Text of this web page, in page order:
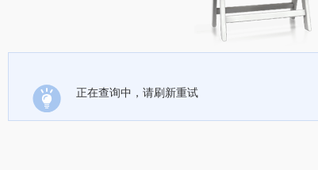
正在查询中，请刷新重试